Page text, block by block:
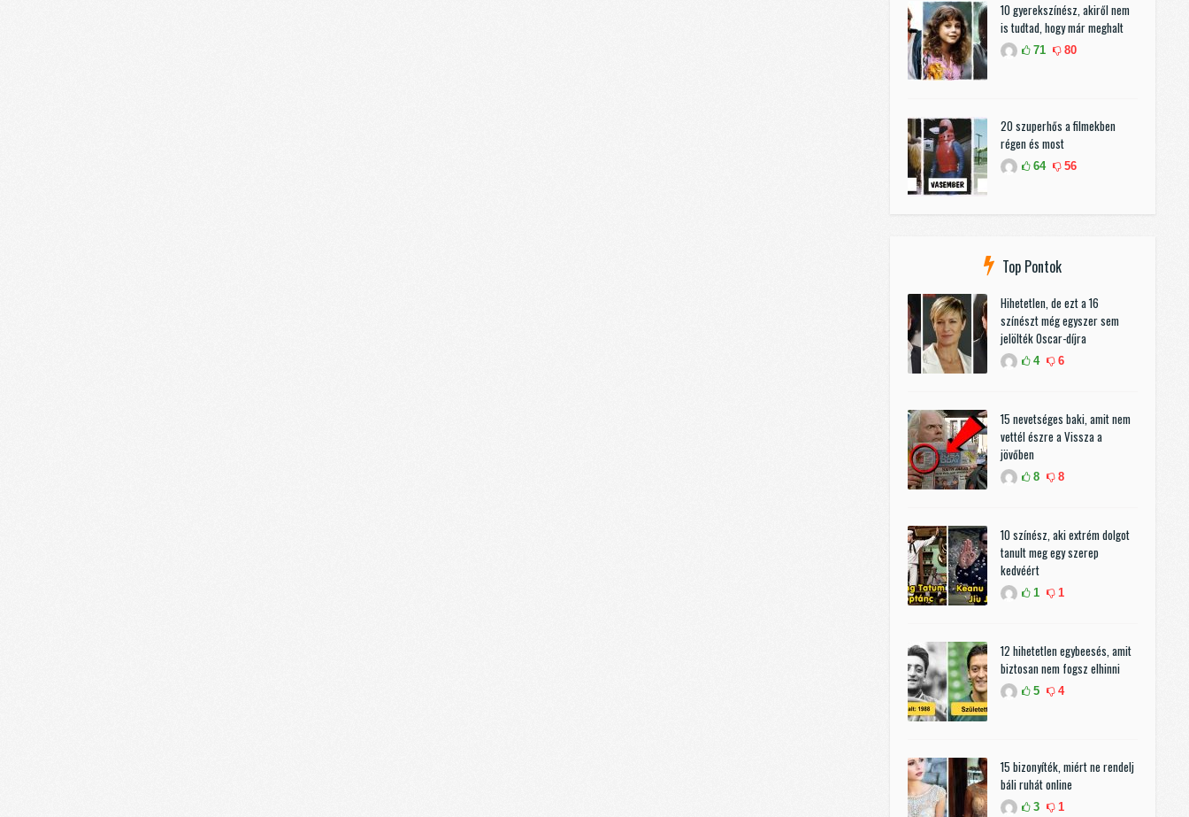
10 gyerekszínész, akiről nem
is tudtad, hogy már meghalt
71 80
20 szuperhős a filmekben
régen és most
64 56
Top Pontok
Hihetetlen, de ezt a 16
színészt még egyszer sem
jelölték Oscar-díjra
4 6
15 nevetséges baki, amit nem
vettél észre a Vissza a
jövőben
8 8
10 színész, aki extrém dolgot
tanult meg egy szerep
kedvéért
1 1
12 hihetetlen egybeesés, amit
biztosan nem fogsz elhinni
5 4
15 bizonyíték, miért ne rendelj
báli ruhát online
3 1